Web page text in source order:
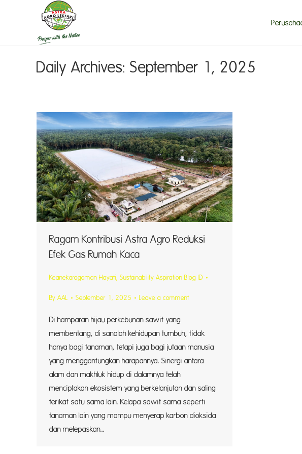
Daily Archives: September 1, 2025
Ragam Kontribusi Astra Agro Reduksi
Efek Gas Rumah Kaca
Keanekaragaman Hayati, Sustainability Aspiration Blog ID
By AAL September 1, 2025 Leave a comment
Di hamparan hijau perkebunan sawit yang
membentang, di sanalah kehidupan tumbuh, tidak
hanya bagi tanaman, tetapi juga bagi jutaan manusia
yang menggantungkan harapannya. Sinergi antara
alam dan makhluk hidup di dalamnya telah
menciptakan ekosistem yang berkelanjutan dan saling
terikat satu sama lain. Kelapa sawit sama seperti
tanaman lain yang mampu menyerap karbon dioksida
dan melepaskan…